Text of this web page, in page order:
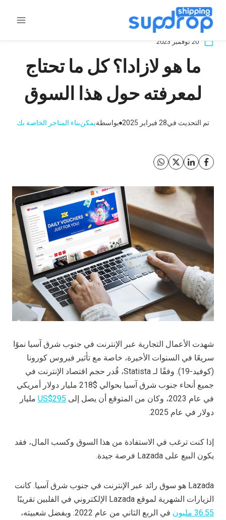
تخطى
المحتوى
20 نوفمبر 2023
ما هو لازادا؟ كل ما تحتاج
لمعرفته حول هذا السوق
تم التحديث في28 فبراير 2025 بواسطةيمكنبناء المتاجر الخاصة بك
شهدت الأعمال التجارية عبر الإنترنت في جنوب شرق آسيا نموًا
سريعًا في السنوات الأخيرة، خاصة مع تأثير فيروس كورونا
(كوفيد-19). وفقًا لـ Statista، قُدر حجم اقتصاد الإنترنت في
جميع أنحاء جنوب شرق آسيا بحوالي $218 مليار دولار أمريكي
في عام 2023، وكان من المتوقع أن يصل إلى
US$295 مليار
دولار في عام 2025.
إذا كنت ترغب في الاستفادة من هذا السوق وكسب المال، فقد
يكون البيع على Lazada فرصة جيدة.
Lazada هو سوق رائد عبر الإنترنت في جنوب شرق آسيا. كانت
الزيارات الشهرية لموقع Lazada الإلكتروني في الفلبين تقريبًا
36.55 مليون
في الربع الثاني من عام 2022. وبفضل شعبيته،